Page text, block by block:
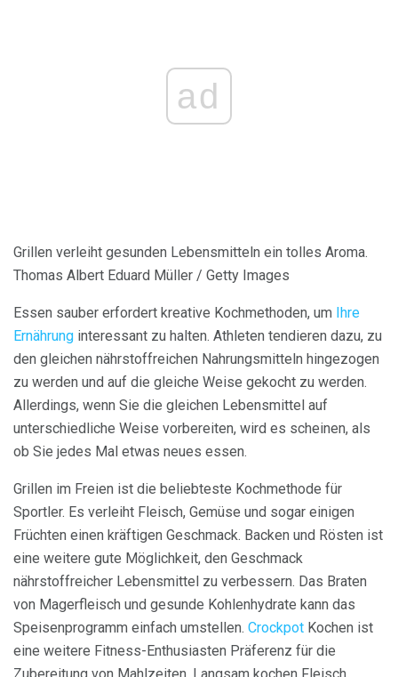
ad
Grillen verleiht gesunden Lebensmitteln ein tolles Aroma.
Thomas Albert Eduard Müller / Getty Images
Essen sauber erfordert kreative Kochmethoden, um Ihre
Ernährung interessant zu halten. Athleten tendieren dazu, zu
den gleichen nährstoffreichen Nahrungsmitteln hingezogen
zu werden und auf die gleiche Weise gekocht zu werden.
Allerdings, wenn Sie die gleichen Lebensmittel auf
unterschiedliche Weise vorbereiten, wird es scheinen, als
ob Sie jedes Mal etwas neues essen.
Grillen im Freien ist die beliebteste Kochmethode für
Sportler. Es verleiht Fleisch, Gemüse und sogar einigen
Früchten einen kräftigen Geschmack. Backen und Rösten ist
eine weitere gute Möglichkeit, den Geschmack
nährstoffreicher Lebensmittel zu verbessern. Das Braten
von Magerfleisch und gesunde Kohlenhydrate kann das
Speisenprogramm einfach umstellen. Crockpot Kochen ist
eine weitere Fitness-Enthusiasten Präferenz für die
Zubereitung von Mahlzeiten. Langsam kochen Fleisch,